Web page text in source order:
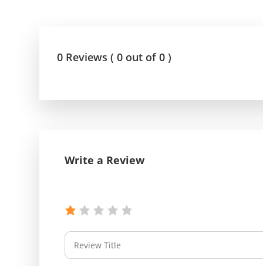
ሠራተኞች ስፖርት ፌስቲቫል በቴሌቪዥን ዘርፍ
0 Reviews ( 0 out of 0 )
Write a Review